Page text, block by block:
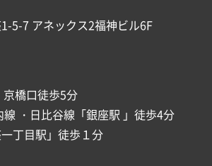
5-7 アネックス2福神ビル6F
京橋口徒歩5分
線 ・日比谷線「銀座駅 」徒歩4分
丁目駅」徒歩１分